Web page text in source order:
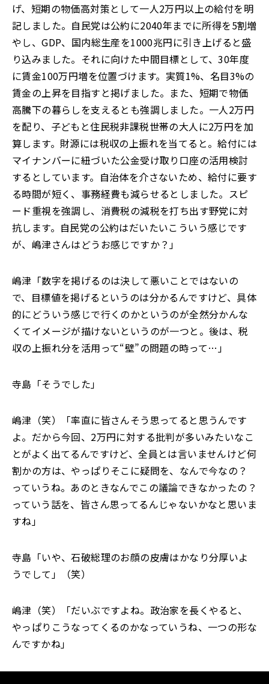
げ、短期の物価高対策として一人2万円以上の給付を明
記しました。自民党は公約に2040年までに所得を5割増
やし、GDP、国内総生産を1000兆円に引き上げると盛
り込みました。それに向けた中間目標として、30年度
に賃金100万円増を位置づけます。実質1%、名目3%の
賃金の上昇を目指すと掲げました。また、短期で物価
高騰下の暮らしを支えるとも強調しました。一人2万円
を配り、子どもと住民税非課税世帯の大人に2万円を加
算します。財源には税収の上振れを当てると。給付には
マイナンバーに紐づいた公金受け取り口座の活用検討
するとしています。自治体を介さないため、給付に要す
る時間が短く、事務経費も減らせるとしました。スピ
ード重視を強調し、消費税の減税を打ち出す野党に対
抗します。自民党の公約はだいたいこういう感じです
が、嶋津さんはどうお感じですか？」
嶋津「数字を掲げるのは決して悪いことではないの
で、目標値を掲げるというのは分かるんですけど、具体
的にどういう感じで行くのかというのが全然分かんな
くてイメージが描けないというのが一つと。後は、税
収の上振れ分を活用って“壁”の問題の時って…」
寺島「そうでした」
嶋津（笑）「率直に皆さんそう思ってると思うんです
よ。だから今回、2万円に対する批判が多いみたいなこ
とがよく出てるんですけど、全員とは言いませんけど何
割かの方は、やっぱりそこに疑問を、なんで今なの？
っていうね。あのときなんでこの議論できなかったの？
っていう話を、皆さん思ってるんじゃないかなと思いま
すね」
寺島「いや、石破総理のお顔の皮膚はかなり分厚いよ
うでして」（笑）
嶋津（笑）「だいぶですよね。政治家を長くやると、
やっぱりこうなってくるのかなっていうね、一つの形な
んですかね」